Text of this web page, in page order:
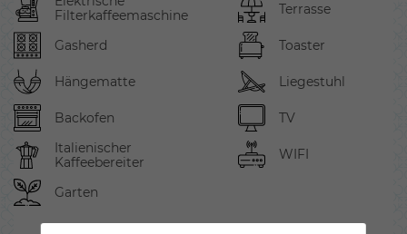
Filterkaffeemaschine
Gasherd
Hängematte
Backofen
Italienischer
Kaffeebereiter
Garten
Terrasse
Toaster
Liegestuhl
TV
WIFI